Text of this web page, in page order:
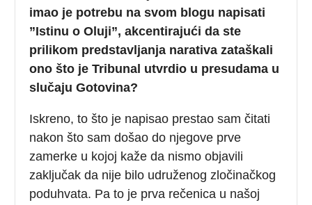
imao je potrebu na svom blogu napisati
”Istinu o Oluji”, akcentirajući da ste
prilikom predstavljanja narativa zataškali
ono što je Tribunal utvrdio u presudama u
slučaju Gotovina?
Iskreno, to što je napisao prestao sam čitati
nakon što sam došao do njegove prve
zamerke u kojoj kaže da nismo objavili
zaključak da nije bilo udruženog zločinačkog
poduhvata. Pa to je prva rečenica u našoj